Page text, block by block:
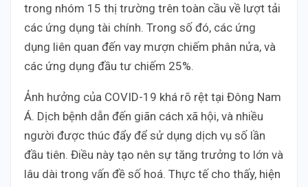
trong nhóm 15 thị trường trên toàn cầu về lượt tải
các ứng dụng tài chính. Trong số đó, các ứng
dụng liên quan đến vay mượn chiếm phân nửa, và
các ứng dụng đầu tư chiếm 25%.
Ảnh hưởng của COVID-19 khá rõ rệt tại Đông Nam
Á. Dịch bệnh dẫn đến giãn cách xã hội, và nhiều
người được thúc đẩy để sử dụng dịch vụ số lần
đầu tiên. Điều này tạo nên sự tăng trưởng to lớn và
lâu dài trong vấn đề số hoá. Thực tế cho thấy, hiện